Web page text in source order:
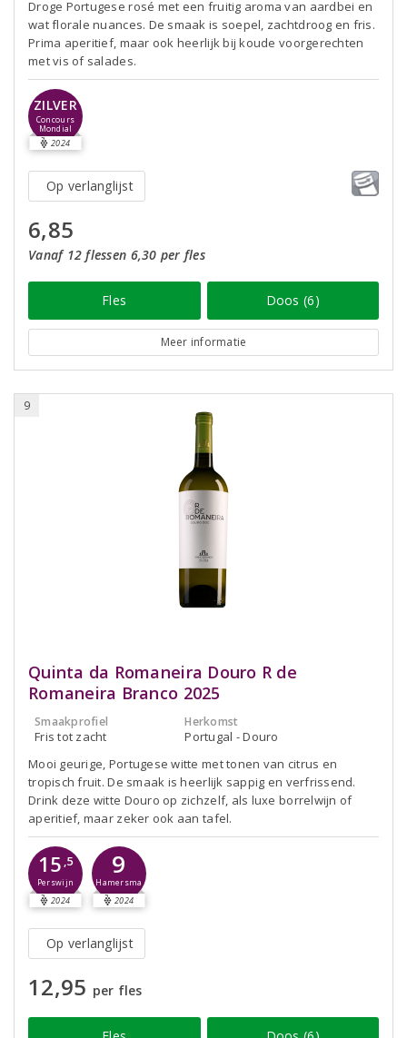
Droge Portugese rosé met een fruitig aroma van aardbei en
wat florale nuances. De smaak is soepel, zachtdroog en fris.
Prima aperitief, maar ook heerlijk bij koude voorgerechten
met vis of salades.
ZILVER
Concours
Mondial
2024
Op verlanglijst
6,85
Vanaf 12 flessen 6,30 per fles
Fles Doos (6)
Meer informatie
9
Quinta da Romaneira Douro R de
Romaneira Branco 2025
Smaakprofiel
Fris tot zacht
Herkomst
Portugal - Douro
Mooi geurige, Portugese witte met tonen van citrus en
tropisch fruit. De smaak is heerlijk sappig en verfrissend.
Drink deze witte Douro op zichzelf, als luxe borrelwijn of
aperitief, maar zeker ook aan tafel.
15 ,5
Perswijn
2024
9
Hamersma
2024
Op verlanglijst
12,95 per fles